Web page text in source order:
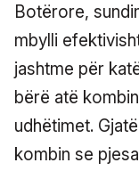
Botërore,
mbylli
jashtme për
bërë atë
udhëtimet.
kombin se